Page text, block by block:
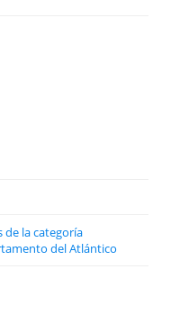
de la categoría
del Atlántico